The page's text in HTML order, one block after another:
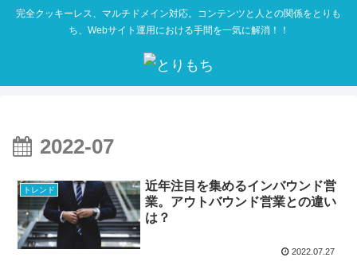
完全クッキーレス、マルチドメイン対応。コンテンツと人との関係をとりも
ち、Webサイト運用における手間を一気に解消！！
2022-07
トレンド
近年注目を集めるインバウンド営
業。アウトバウンド営業との違い
は？
2022.07.27